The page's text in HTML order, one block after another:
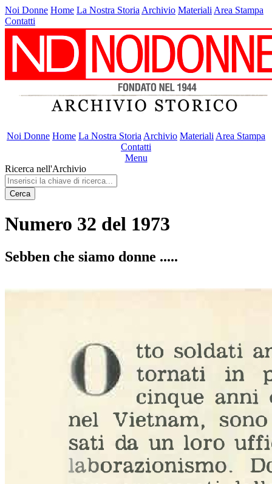
Noi Donne Home La Nostra Storia Archivio Materiali Area Stampa
Contatti
Noi Donne Home La Nostra Storia Archivio Materiali Area Stampa
Contatti
Menu
Ricerca nell'Archivio
Cerca
Numero 32 del 1973
Sebben che siamo donne .....